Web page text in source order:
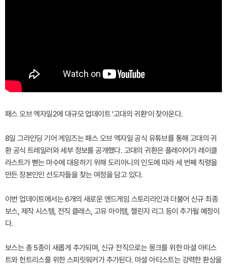
패스 오브 엑자일2에 대규모 업데이트 '고대의 귀환'이 찾아온다.
8일 그라인딩 기어 게임즈는 패스 오브 엑자일 공식 유튜브를 통해 고대의 귀
환 공식 트레일러와 세부 정보를 공개했다. 고대의 귀환은 플레이어가 레이클
라스트가 뻗는 마수에 대응하기 위해 도리아니의 인도에 따라 세 번째 칙령을
만든 장본인인 선도자들을 찾는 여정을 담고 있다.
이번 업데이트에서는 6개의 새로운 엔드게임 스토리라인과 더불어 신규 최종
보스, 제작 시스템, 전직 클래스, 고유 아이템, 챌린지 리그 등이 추가될 예정이
다.
보스는 총 5종이 새롭게 추가되며, 신규 전직으로는 몽크를 위한 마셜 아티스
트와 헌트리스를 위한 스피릿워커가 추가된다. 마셜 아티스트는 강력한 환상을